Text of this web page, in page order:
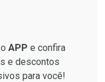
APP e confira
e descontos
para você!